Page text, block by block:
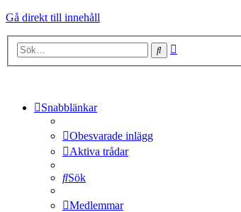
Gå direkt till innehåll
Sök
Snabblänkar
Obesvarade inlägg
Aktiva trådar
Sök
Medlemmar